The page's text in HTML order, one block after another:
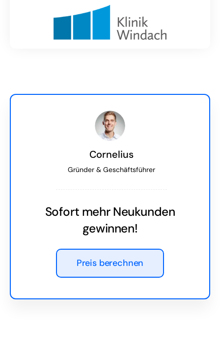
Cornelius
Gründer & Geschäftsführer
Sofort mehr Neukunden
gewinnen!
Preis berechnen